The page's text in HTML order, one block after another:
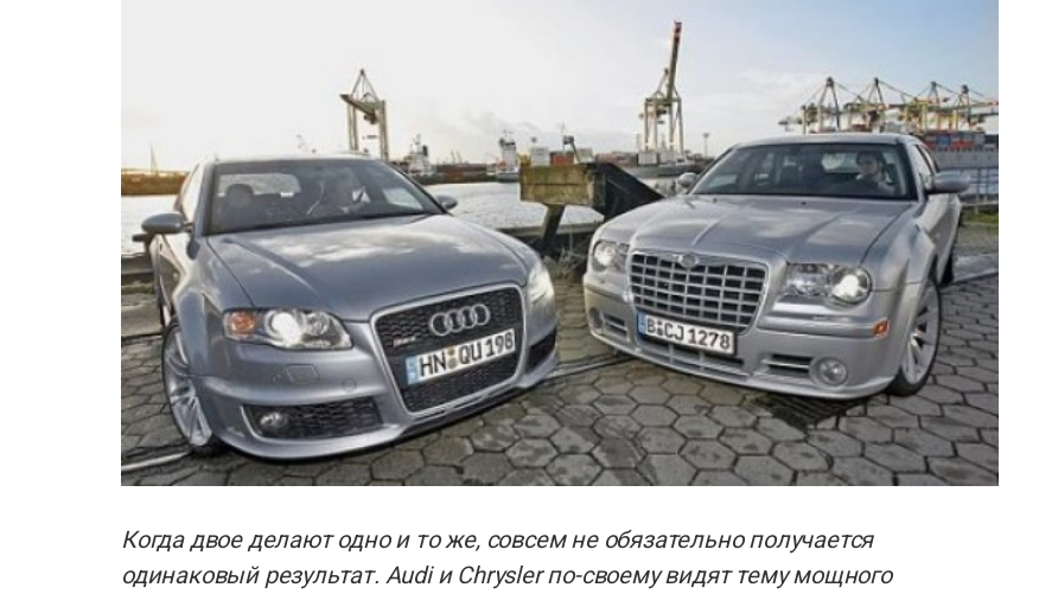
Когда двое делают одно и то же, совсем не обязательно получается
одинаковый результат. Audi и Chrysler по-своему видят тему мощного